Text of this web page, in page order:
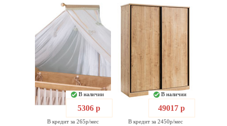
В наличии
5306 р
В кредит за 265р/мес
В наличии
49017 р
В кредит за 2450р/мес